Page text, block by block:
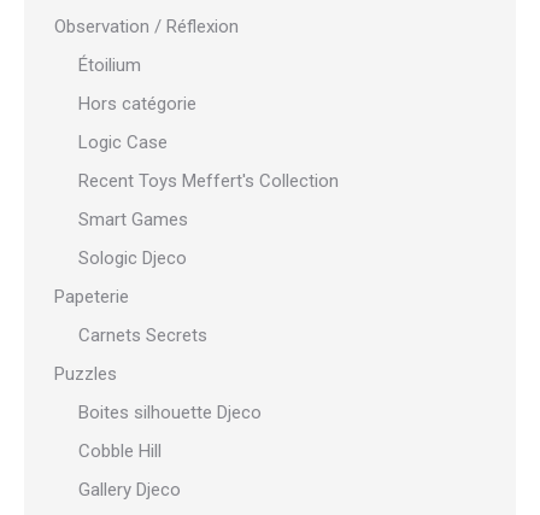
Observation / Réflexion
Étoilium
Hors catégorie
Logic Case
Recent Toys Meffert's Collection
Smart Games
Sologic Djeco
Papeterie
Carnets Secrets
Puzzles
Boites silhouette Djeco
Cobble Hill
Gallery Djeco